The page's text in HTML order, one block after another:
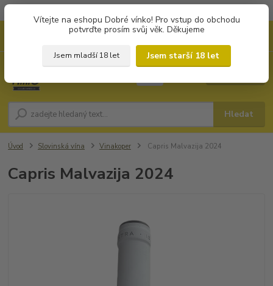
Vítejte na eshopu Dobré vínko! Pro vstup do obchodu
potvrďte prosím svůj věk. Děkujeme
Jsem mladší 18 let
Jsem starší 18 let
Hledat
Úvod Slovinská vína Vinakoper Capris Malvazija 2024
Capris Malvazija 2024